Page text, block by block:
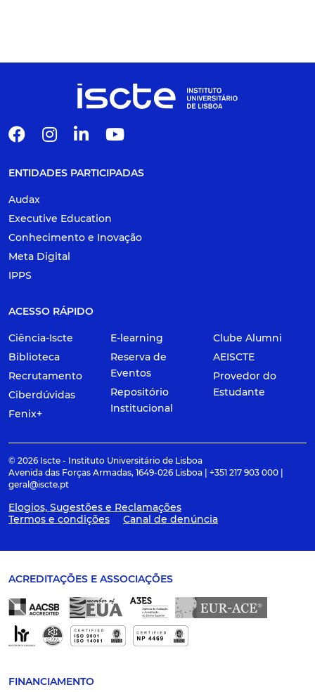
ENTIDADES PARTICIPADAS
Audax
Executive Education
Conhecimento e Inovação
Meta Digital
IPPS
ACESSO RÁPIDO
Ciência-Iscte
Biblioteca
Recrutamento
Ciberdúvidas
Fenix+
E-learning
Reserva de
Eventos
Repositório
Institucional
Clube Alumni
AEISCTE
Provedor do
Estudante
© 2026 Iscte - Instituto Universitário de Lisboa
Avenida das Forças Armadas, 1649-026 Lisboa | +351 217 903 000 |
geral@iscte.pt
Elogios, Sugestões e Reclamações
Termos e condições
Canal de denúncia
ACREDITAÇÕES E ASSOCIAÇÕES
FINANCIAMENTO